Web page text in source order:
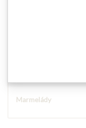
Marmelády